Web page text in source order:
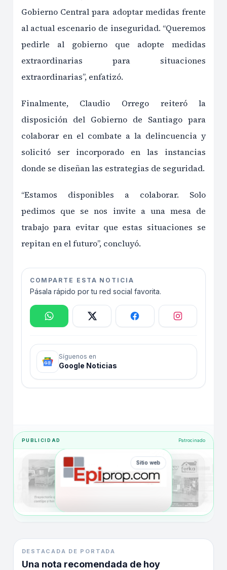
Gobierno Central para adoptar medidas frente
al actual escenario de inseguridad. “Queremos
pedirle al gobierno que adopte medidas
extraordinarias para situaciones
extraordinarias”, enfatizó.
Finalmente, Claudio Orrego reiteró la
disposición del Gobierno de Santiago para
colaborar en el combate a la delincuencia y
solicitó ser incorporado en las instancias
donde se diseñan las estrategias de seguridad.
“Estamos disponibles a colaborar. Solo
pedimos que se nos invite a una mesa de
trabajo para evitar que estas situaciones se
repitan en el futuro”, concluyó.
COMPARTE ESTA NOTICIA
Pásala rápido por tu red social favorita.
Síguenos en
Google Noticias
PUBLICIDAD Patrocinado
Sitio web
DESTACADA DE PORTADA
Una nota recomendada de hoy